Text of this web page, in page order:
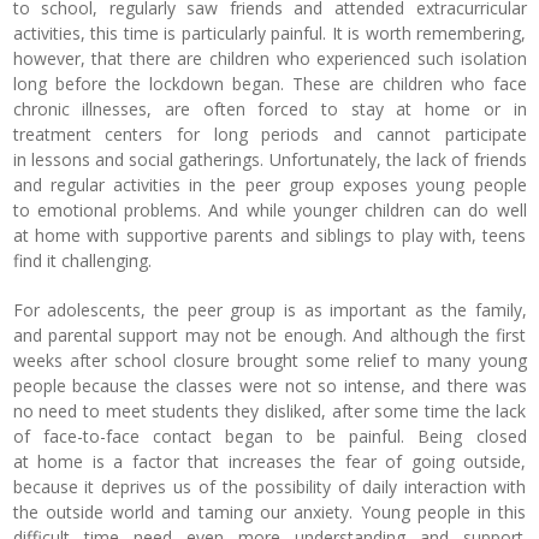
to school, regularly saw friends and attended extracurricular
activities, this time is particularly painful. It is worth remembering,
however, that there are children who experienced such isolation
long before the lockdown began. These are children who face
chronic illnesses, are often forced to stay at home or in
treatment centers for long periods and cannot participate
in lessons and social gatherings. Unfortunately, the lack of friends
and regular activities in the peer group exposes young people
to emotional problems. And while younger children can do well
at home with supportive parents and siblings to play with, teens
find it challenging.
For adolescents, the peer group is as important as the family,
and parental support may not be enough. And although the first
weeks after school closure brought some relief to many young
people because the classes were not so intense, and there was
no need to meet students they disliked, after some time the lack
of face-to-face contact began to be painful. Being closed
at home is a factor that increases the fear of going outside,
because it deprives us of the possibility of daily interaction with
the outside world and taming our anxiety. Young people in this